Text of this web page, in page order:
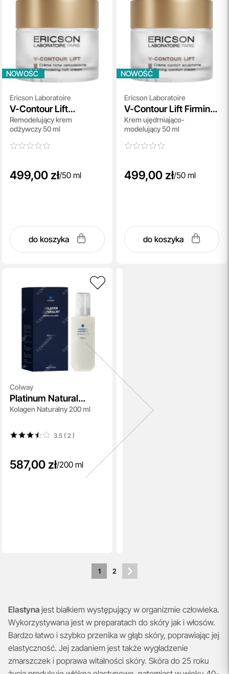
NOWOŚĆ
Ericson Laboratoire
V-Contour Lift
Remodeling Rich
Cream
Remodelujący krem
odżywczy 50 ml
499,00 zł/50 ml
do koszyka
NOWOŚĆ
Ericson Laboratoire
V-Contour Lift Firming
Comfort Cream
Krem ujędrniająco-
modelujący 50 ml
499,00 zł/50 ml
do koszyka
Colway
Platinum Natural
Collagen
Kolagen Naturalny 200 ml
3.5 ( 2 )
587,00 zł/200 ml
1 2
Elastyna jest białkiem występujący w organizmie człowieka.
Wykorzystywana jest w preparatach do skóry jak i włosów.
Bardzo łatwo i szybko przenika w głąb skóry, poprawiając jej
elastyczność. Jej zadaniem jest także wygładzenie
zmarszczek i poprawa witalności skóry. Skóra do 25 roku